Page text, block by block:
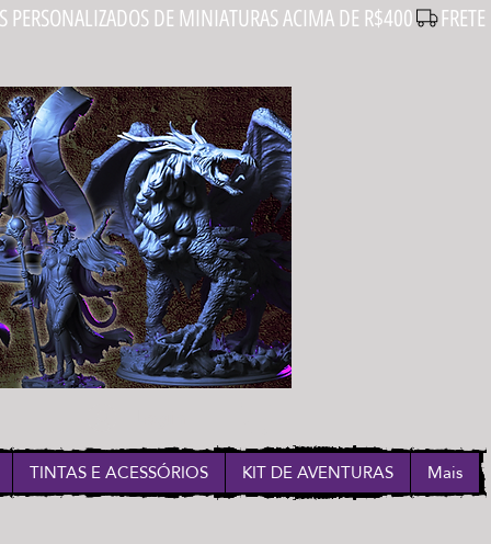
TINTAS E ACESSÓRIOS KIT DE AVENTURAS Mais